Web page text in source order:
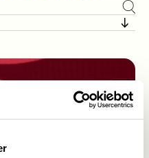
delegater